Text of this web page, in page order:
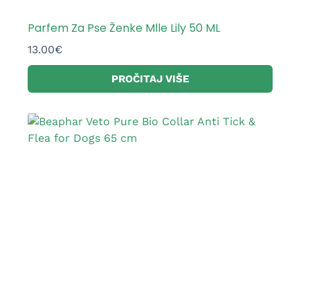
Parfem Za Pse Ženke Mlle Lily 50 ML
13.00€
PROČITAJ VIŠE